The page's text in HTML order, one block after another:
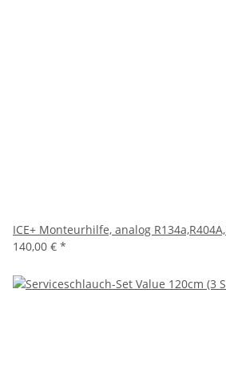
ICE+ Monteurhilfe, analog
140,00 € *